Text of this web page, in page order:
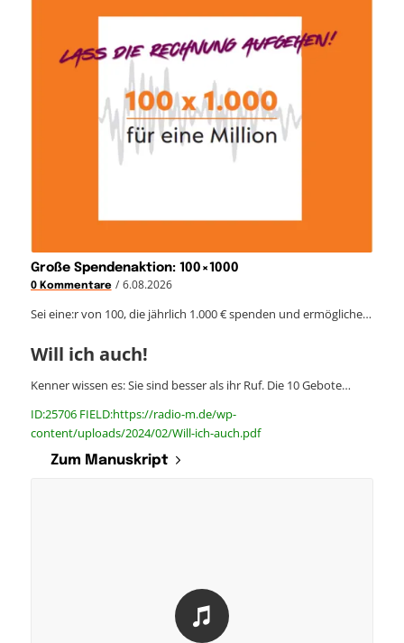
Große Spendenaktion: 100×1000
0 Kommentare / 6.08.2026
Sei eine:r von 100, die jährlich 1.000 € spenden und ermögliche…
Will ich auch!
Kenner wissen es: Sie sind besser als ihr Ruf. Die 10 Gebote…
ID:25706 FIELD:https://radio-m.de/wp-
content/uploads/2024/02/Will-ich-auch.pdf
Zum Manuskript